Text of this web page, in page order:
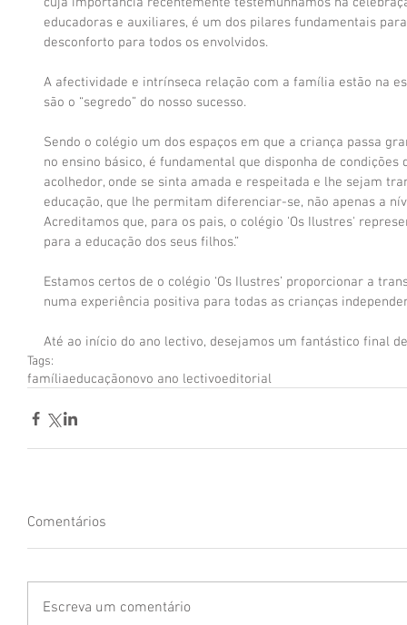
educadoras e auxiliares, é um dos pilares fundamentais
desconforto para todos os envolvidos.
A afectividade e intrínseca relação com a família estão na
são o “segredo” do nosso sucesso.
Sendo o colégio um dos espaços em que a criança passa
no ensino básico, é fundamental que disponha de
acolhedor, onde se sinta amada e respeitada e lhe sejam
educação, que lhe permitam diferenciar-se, não apenas a
Acreditamos que, para os pais, o colégio 'Os Ilustres'
para a educação dos seus filhos.”
Estamos certos de o colégio ‘Os Ilustres’ proporcionar a
numa experiência positiva para todas as crianças
Até ao início do ano lectivo, desejamos um fantástico final
Tags:
famíliaeducaçãonovo ano lectivoeditorial
Comentários
Escreva um comentário